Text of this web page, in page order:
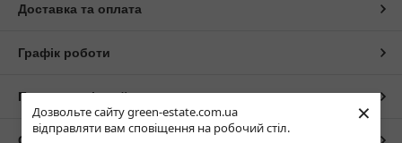
Дозвольте сайту green-estate.com.ua
відправляти вам сповіщення на робочий стіл.
×
Доставка та оплата
Графік роботи
Повна версія сайту